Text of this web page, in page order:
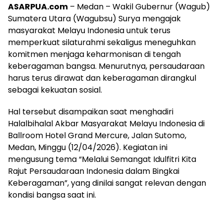
ASARPUA.com – Medan – Wakil Gubernur (Wagub)
Sumatera Utara (Wagubsu) Surya mengajak
masyarakat Melayu Indonesia untuk terus
memperkuat silaturahmi sekaligus meneguhkan
komitmen menjaga keharmonisan di tengah
keberagaman bangsa. Menurutnya, persaudaraan
harus terus dirawat dan keberagaman dirangkul
sebagai kekuatan sosial.
Hal tersebut disampaikan saat menghadiri
Halalbihalal Akbar Masyarakat Melayu Indonesia di
Ballroom Hotel Grand Mercure, Jalan Sutomo,
Medan, Minggu (12/04/2026). Kegiatan ini
mengusung tema “Melalui Semangat Idulfitri Kita
Rajut Persaudaraan Indonesia dalam Bingkai
Keberagaman”, yang dinilai sangat relevan dengan
kondisi bangsa saat ini.